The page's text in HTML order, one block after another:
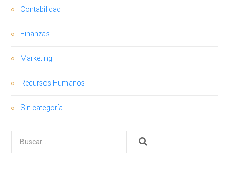
Contabilidad
Finanzas
Marketing
Recursos Humanos
Sin categoría
por: